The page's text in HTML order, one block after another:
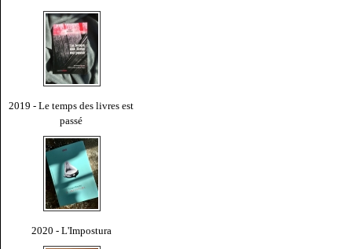
2019 - Le temps des livres est
passé
2020 - L'Impostura